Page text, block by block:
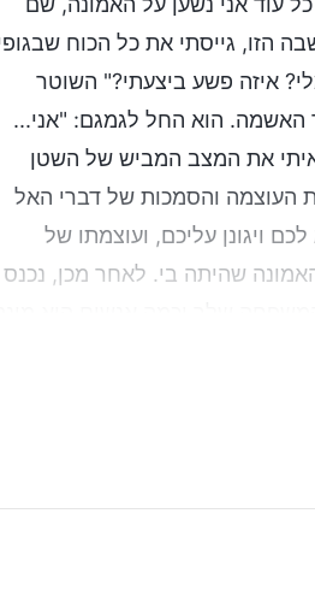
הזו, גייסתי את כל הכוח
איזה פשע ביצעתי?" השוטר
האשמה. הוא החל לגמגם: "אני...
את המצב המביש של השטן
העוצמה והסמכות של דברי האל
ויגונן עליכם, ועוצמתו של
שהיתה בי. לאחר מכן, נכנס
את טביעת כף היד שלי
עזה עד שקיבלתי סחרחורת.